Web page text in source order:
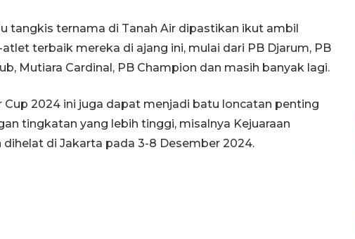
tangkis ternama di Tanah Air dipastikan ikut ambil
terbaik mereka di ajang ini, mulai dari PB Djarum, PB
Mutiara Cardinal, PB Champion dan masih banyak lagi.
Cup 2024 ini juga dapat menjadi batu loncatan penting
tingkatan yang lebih tinggi, misalnya Kejuaraan
dihelat di Jakarta pada 3-8 Desember 2024.